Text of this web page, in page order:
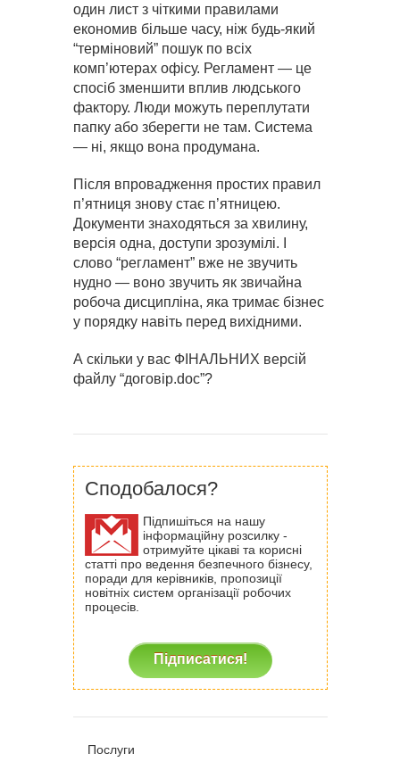
один лист з чіткими правилами
економив більше часу, ніж будь-який
“терміновий” пошук по всіх
комп’ютерах офісу. Регламент — це
спосіб зменшити вплив людського
фактору. Люди можуть переплутати
папку або зберегти не там. Система
— ні, якщо вона продумана.
Після впровадження простих правил
п’ятниця знову стає п’ятницею.
Документи знаходяться за хвилину,
версія одна, доступи зрозумілі. І
слово “регламент” вже не звучить
нудно — воно звучить як звичайна
робоча дисципліна, яка тримає бізнес
у порядку навіть перед вихідними.
А скільки у вас ФІНАЛЬНИХ версій
файлу “договір.doc”?
Сподобалося?
Підпишіться на нашу
інформаційну розсилку -
отримуйте цікаві та корисні
статті про ведення безпечного бізнесу,
поради для керівників, пропозиції
новітніх систем організації робочих
процесів.
Підписатися!
Послуги